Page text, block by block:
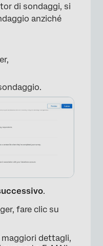
di sondaggi, si
anziché
.
fare clic su
maggiori dettagli,